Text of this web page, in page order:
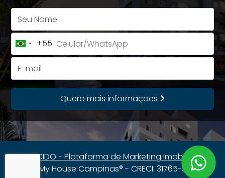
Brazil
+55
+55
Quero mais informações
CRECIDO - Plataforma de Marketing Imobiliário
My House Campinas® - CRECI: 31765-J